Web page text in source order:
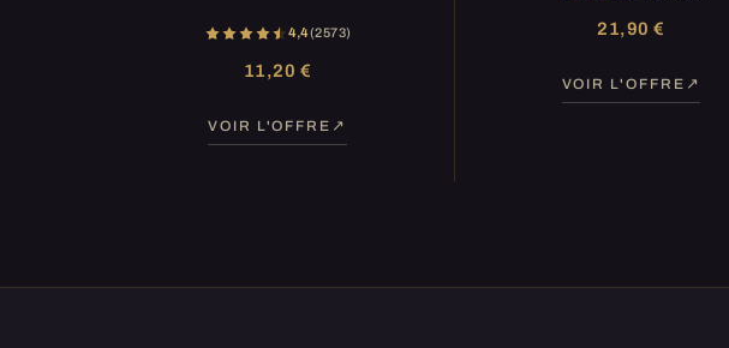
4,4(2 573)
11,20 €
VOIR L'OFFRE
21,90 €
VOIR L'OFFRE